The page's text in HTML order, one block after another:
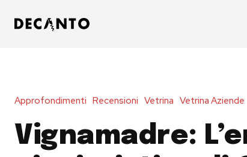
Approfondimenti Recensioni Vetrina Vetrina Aziende
Vignamadre: